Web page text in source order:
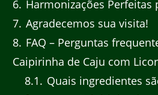
6 Harmonizações Perfeitas
7 Agradecemos sua visita!
8 FAQ – Perguntas
Caipirinha de Caju com
8.1
Quais ingredientes